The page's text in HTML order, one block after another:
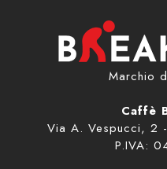
Marchio
Caffè
Via A. Vespucci, 2
P.IVA: